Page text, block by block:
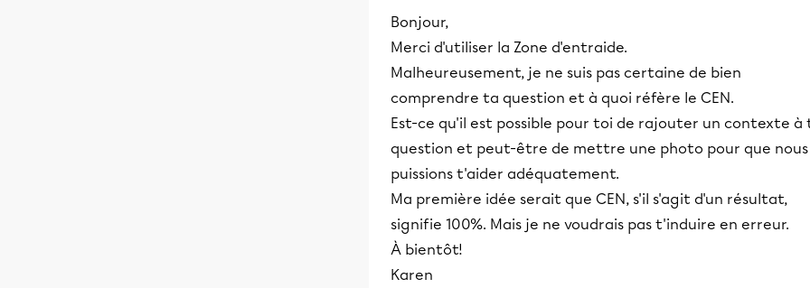
Bonjour,
Merci d'utiliser la Zone d'entraide.
Malheureusement, je ne suis pas certaine de bien
comprendre ta question et à quoi réfère le CEN.
Est-ce qu'il est possible pour toi de rajouter un contexte à
question et peut-être de mettre une photo pour que nous
puissions t'aider adéquatement.
Ma première idée serait que CEN, s'il s'agit d'un résultat,
signifie 100%. Mais je ne voudrais pas t'induire en erreur.
À bientôt!
Karen